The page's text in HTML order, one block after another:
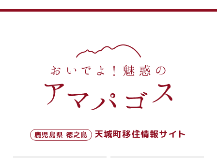
鹿児島県 徳之島 天城町移住情報サイト